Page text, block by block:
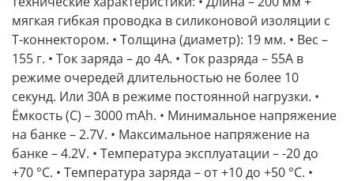
мягкая гибкая проводка в силиконовой изоляции с
Т-коннектором. • Толщина (диаметр): 19 мм. • Вес –
155 г. • Ток заряда – до 4А. • Ток разряда – 55А в
режиме очередей длительностью не более 10
секунд. Или 30А в режиме постоянной нагрузки. •
Ёмкость (С) – 3000 mAh. • Минимальное напряжение
на банке – 2.7V. • Максимальное напряжение на
банке – 4.2V. • Температура эксплуатации – -20 до
+70 °С. • Температура заряда – от +10 до +50 °С. •